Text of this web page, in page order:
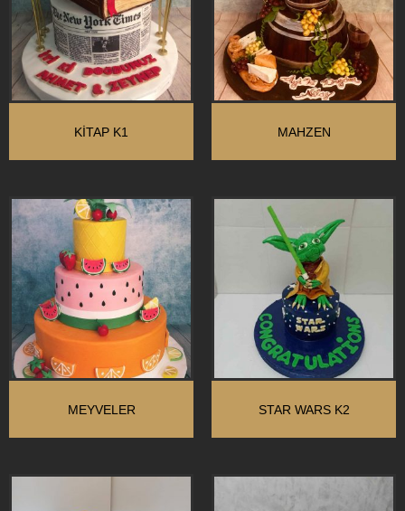
KİTAP K1 MAHZEN
MEYVELER STAR WARS K2